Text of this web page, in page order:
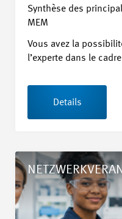
Synthèse des
MEM
Vous avez la
l’experte dans le
Details
Details Let's talk about